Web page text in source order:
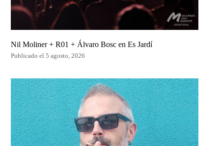
Nil Moliner + R01 + Álvaro Bosc en Es Jardí
Publicado el 5 agosto, 2026